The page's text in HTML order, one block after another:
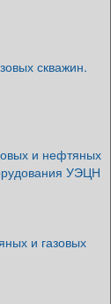
скважин.
и нефтяных
УЭЦН
и газовых